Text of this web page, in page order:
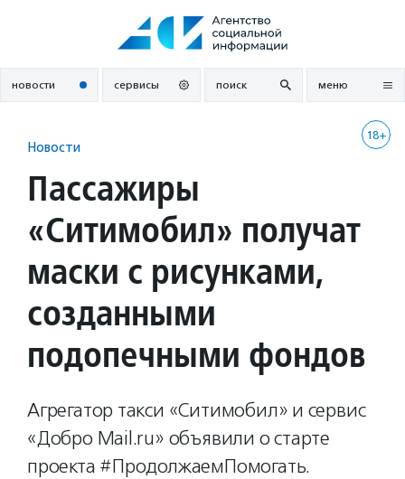
новости сервисы поиск меню
18+
Новости
Пассажиры
«Ситимобил» получат
маски с рисунками,
созданными
подопечными фондов
Агрегатор такси «Ситимобил» и сервис
«Добро Mail.ru» объявили о старте
проекта #ПродолжаемПомогать.